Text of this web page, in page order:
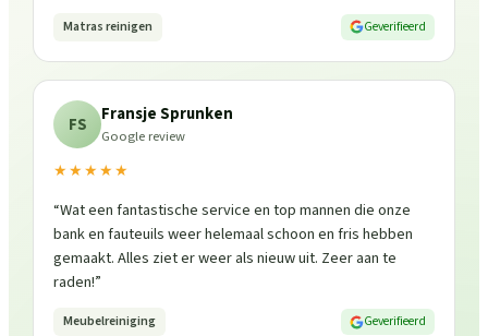
Matras reinigen Geverifieerd
FS Fransje Sprunken
Google review
★★★★★
“Wat een fantastische service en top mannen die onze
bank en fauteuils weer helemaal schoon en fris hebben
gemaakt. Alles ziet er weer als nieuw uit. Zeer aan te
raden!”
Meubelreiniging Geverifieerd